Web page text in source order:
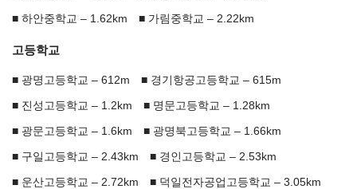
하안중학교 – 1.62km 가림중학교 – 2.22km
고등학교
광명고등학교 – 612m 경기항공고등학교 – 615m
진성고등학교 – 1.2km 명문고등학교 – 1.28km
광문고등학교 – 1.6km 광명북고등학교 – 1.66km
구일고등학교 – 2.43km 경인고등학교 – 2.53km
운산고등학교 – 2.72km 덕일전자공업고등학교 – 3.05km